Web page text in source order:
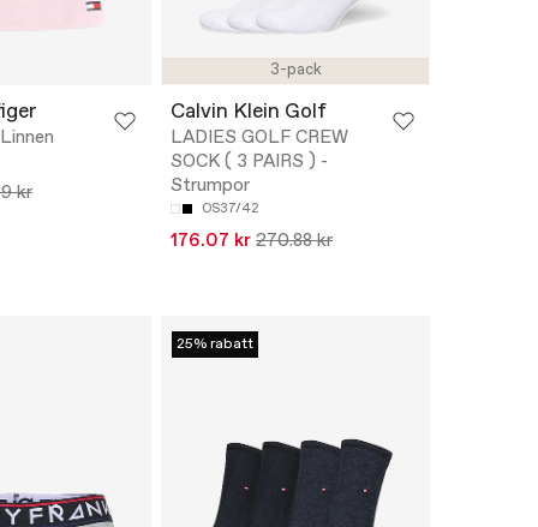
kr
3-pack
Calvin Klein Golf
LADIES GOLF CREW
SOCK ( 3 PAIRS ) -
Strumpor
OS37/42
176.07 kr 270.88 kr
25% rabatt